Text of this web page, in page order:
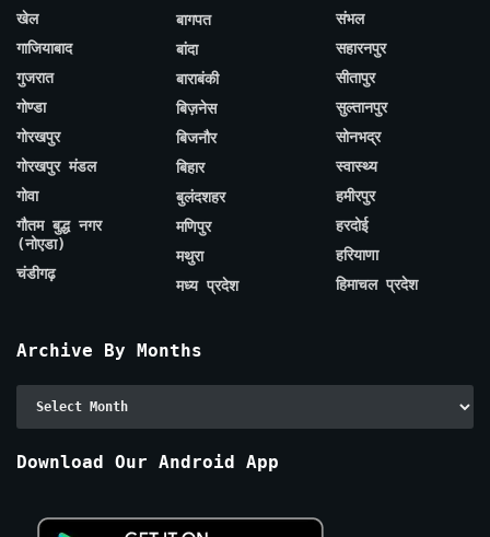
खेल
गाजियाबाद
गुजरात
गोण्डा
गोरखपुर
गोरखपुर मंडल
गोवा
गौतम बुद्ध नगर
(नोएडा)
चंडीगढ़
बागपत
बांदा
बाराबंकी
बिज़नेस
बिजनौर
बिहार
बुलंदशहर
मणिपुर
मथुरा
मध्य प्रदेश
संभल
सहारनपुर
सीतापुर
सुल्तानपुर
सोनभद्र
स्वास्थ्य
हमीरपुर
हरदोई
हरियाणा
हिमाचल प्रदेश
Archive By Months
Download Our Android App